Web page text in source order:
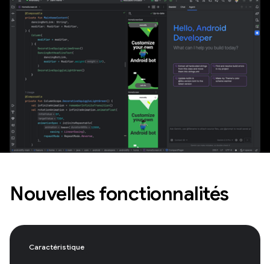
Nouvelles fonctionnalités
Caractéristique